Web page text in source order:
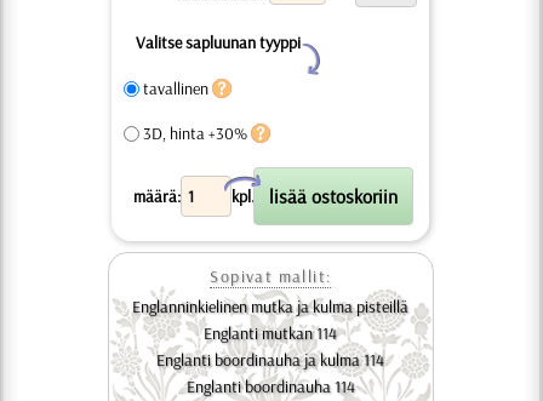
Valitse sapluunan tyyppi
Y
tavallinen
3D, hinta +30%
määrä: kpl.
X
Sopivat mallit:
Englanninkielinen mutka ja kulma pisteillä
Englanti mutkan 114
Englanti boordinauha ja kulma 114
Englanti boordinauha 114